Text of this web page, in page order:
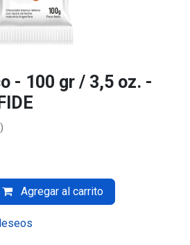
- 100 gr / 3,5 oz. -
Agregar al carrito